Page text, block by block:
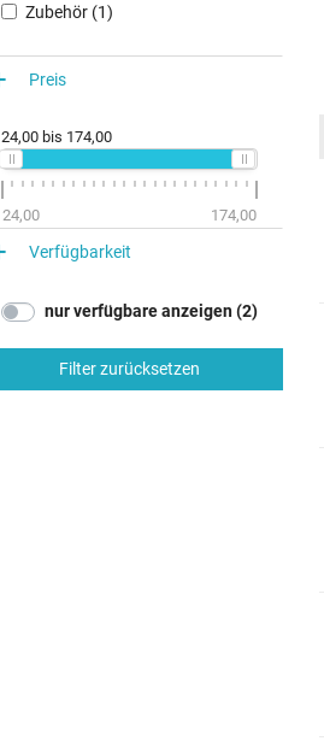
Zubehör (1)
Preis
24,00 bis 174,00
24,00 174,00
Verfügbarkeit
nur verfügbare anzeigen (2)
Filter zurücksetzen